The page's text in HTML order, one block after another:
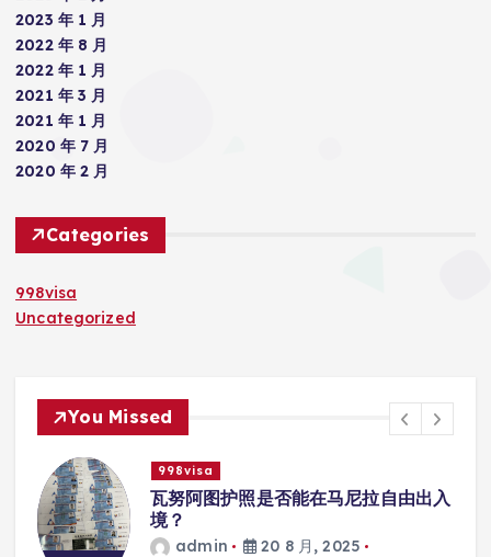
2023 年 1 月
2022 年 8 月
2022 年 1 月
2021 年 3 月
2021 年 1 月
2020 年 7 月
2020 年 2 月
Categories
998visa
Uncategorized
You Missed
998visa
瓦努阿图护照是否能在马尼拉自由出入
境？
admin 20 8 月, 2025